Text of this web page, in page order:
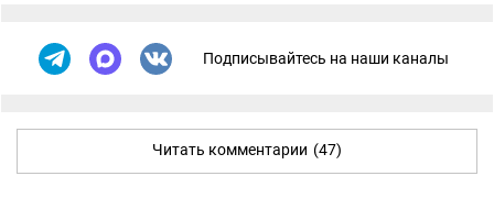
Подписывайтесь на наши каналы
Читать комментарии (47)